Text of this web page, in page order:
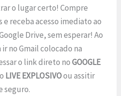
o lugar certo! Compre
e receba acesso imediato ao
Drive, sem esperar! Ao
no Gmail colocado na
o link direto noGOOGLE
LIVE EXPLOSIVOou assitir
seguro.